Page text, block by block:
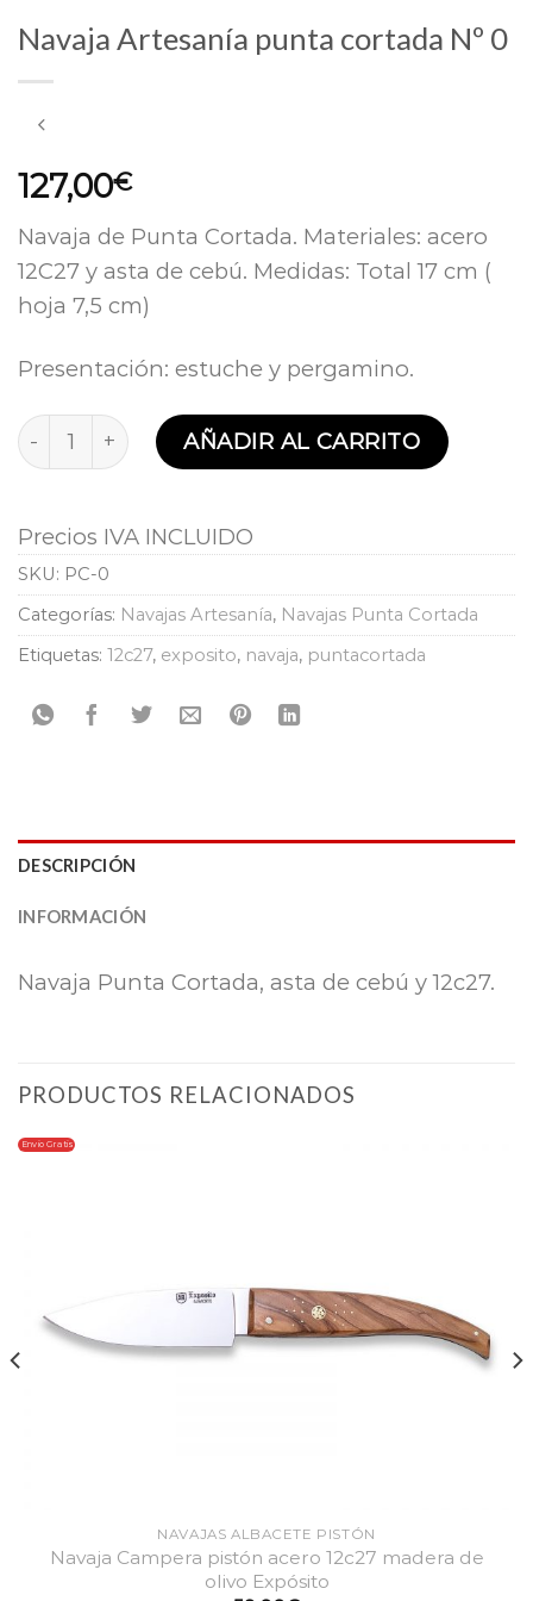
Navaja Artesanía punta cortada Nº 0
127,00€
Navaja de Punta Cortada. Materiales: acero
12C27 y asta de cebú. Medidas: Total 17 cm (
hoja 7,5 cm)
Presentación: estuche y pergamino.
Navaja Artesanía punta cortada Nº 0 cantidad
AÑADIR AL CARRITO
Precios IVA INCLUIDO
SKU: PC-0
Categorías: Navajas Artesanía, Navajas Punta Cortada
Etiquetas: 12c27, exposito, navaja, puntacortada
DESCRIPCIÓN
INFORMACIÓN
Navaja Punta Cortada, asta de cebú y 12c27.
PRODUCTOS RELACIONADOS
Envio Gratis
NAVAJAS ALBACETE PISTÓN
Navaja Campera pistón acero 12c27 madera de
olivo Expósito